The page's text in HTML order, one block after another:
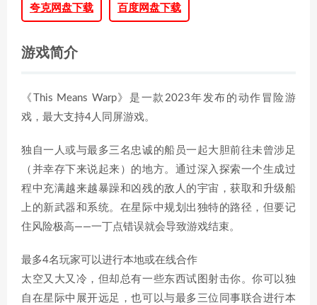
夸克网盘下载 百度网盘下载
游戏简介
《This Means Warp》是一款2023年发布的动作冒险游
戏，最大支持4人同屏游戏。
独自一人或与最多三名忠诚的船员一起大胆前往未曾涉足
（并幸存下来说起来）的地方。通过深入探索一个生成过
程中充满越来越暴躁和凶残的敌人的宇宙，获取和升级船
上的新武器和系统。在星际中规划出独特的路径，但要记
住风险极高——一丁点错误就会导致游戏结束。
最多4名玩家可以进行本地或在线合作
太空又大又冷，但却总有一些东西试图射击你。你可以独
自在星际中展开远足，也可以与最多三位同事联合进行本